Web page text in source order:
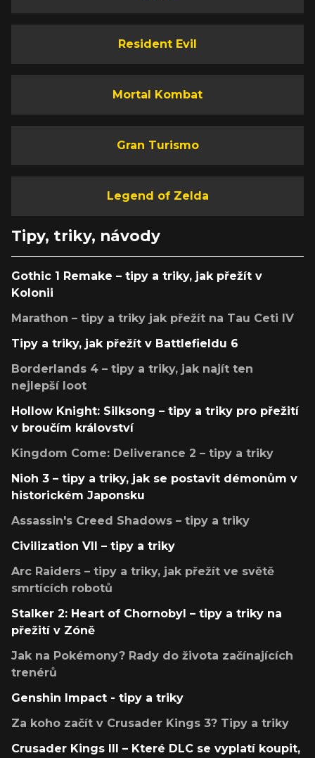
Resident Evil
Mortal Kombat
Gran Turismo
Legend of Zelda
Tipy, triky, návody
Gothic 1 Remake – tipy a triky, jak přežít v
Kolonii
Marathon – tipy a triky jak přežít na Tau Ceti IV
Tipy a triky, jak přežít v Battlefieldu 6
Borderlands 4 – tipy a triky, jak najít ten
nejlepší loot
Hollow Knight: Silksong – tipy a triky pro přežití
v broučím království
Kingdom Come: Deliverance 2 – tipy a triky
Nioh 3 – tipy a triky, jak se postavit démonům v
historickém Japonsku
Assassin's Creed Shadows – tipy a triky
Civilization VII – tipy a triky
Arc Raiders – tipy a triky, jak přežít ve světě
smrtících robotů
Stalker 2: Heart of Chornobyl – tipy a triky na
přežití v Zóně
Jak na Pokémony? Rady do života začínajících
trenérů
Genshin Impact - tipy a triky
Za koho začít v Crusader Kings 3? Tipy a triky
Crusader Kings III – Které DLC se vyplatí koupit,